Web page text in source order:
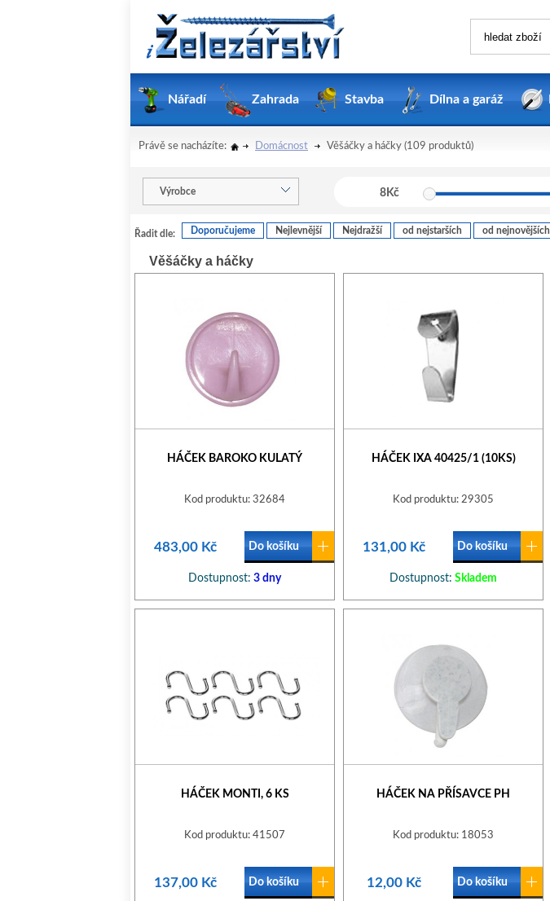
Nářadí Zahrada Stavba Dílna a garáž
Právě se nacházíte: Domácnost Věšáčky a háčky (109 produktů)
Výrobce 8Kč
Řadit dle: Doporučujeme Nejlevnější Nejdražší od nejstarších od nejnovějších
Věšáčky a háčky
HÁČEK BAROKO KULATÝ
Kod produktu: 32684
483,00 Kč Do košíku
Dostupnost: 3 dny
HÁČEK IXA 40425/1 (10KS)
Kod produktu: 29305
131,00 Kč Do košíku
Dostupnost: Skladem
HÁČEK MONTI, 6 KS
Kod produktu: 41507
137,00 Kč Do košíku
HÁČEK NA PŘÍSAVCE PH
Kod produktu: 18053
12,00 Kč Do košíku